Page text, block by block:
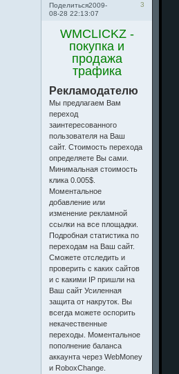
Поделиться 3
2009-
08-28 22:13:07
WMCLICKZ -
покупка и
продажа
трафика
Рекламодателю
Мы предлагаем Вам
переход
заинтересованного
пользователя на Ваш
сайт. Стоимость перехода
определяете Вы сами.
Минимальная стоимость
клика 0.005$.
Моментальное
добавление или
изменение рекламной
ссылки на все площадки.
Подробная статистика по
переходам на Ваш сайт.
Сможете отследить и
проверить с каких сайтов
и с какими IP пришли на
Ваш сайт Усиленная
защита от накруток. Вы
всегда можете оспорить
некачественные
переходы. Моментальное
пополнение баланса
аккаунта через WebMoney
и RoboxСhange.